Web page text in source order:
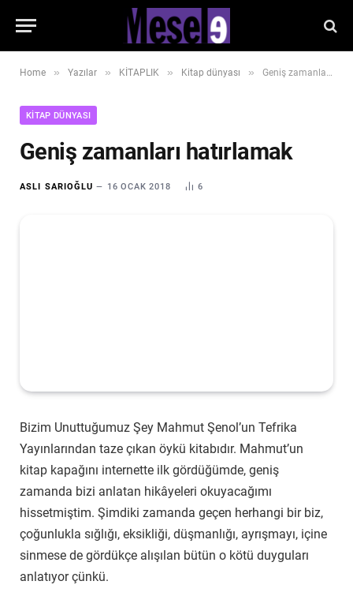
Home » Yazılar » KİTAPLIK » Kitap dünyası » Geniş zamanları hatırlamak
KITAP DÜNYASI
Geniş zamanları hatırlamak
ASLI SARIOĞLU 16 OCAK 2018 6
Bizim Unuttuğumuz Şey Mahmut Şenol’un Tefrika
Yayınlarından taze çıkan öykü kitabıdır. Mahmut’un
kitap kapağını internette ilk gördüğümde, geniş
zamanda bizi anlatan hikâyeleri okuyacağımı
hissetmiştim. Şimdiki zamanda geçen herhangi bir biz,
çoğunlukla sığlığı, eksikliği, düşmanlığı, ayrışmayı, içine
sinmese de gördükçe alışılan bütün o kötü duyguları
anlatıyor çünkü.